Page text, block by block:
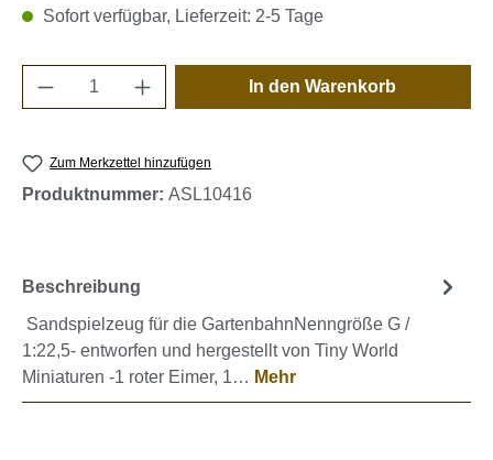
Sofort verfügbar, Lieferzeit: 2-5 Tage
Produkt Anzahl: Gib den gewünschten
In den Warenkorb
Zum Merkzettel hinzufügen
Produktnummer: ASL10416
Beschreibung
Sandspielzeug für die GartenbahnNenngröße G /
1:22,5- entworfen und hergestellt von Tiny World
Miniaturen -1 roter Eimer, 1… Mehr